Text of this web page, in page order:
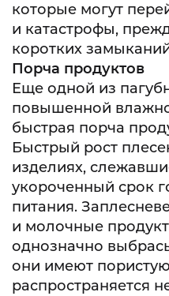
которые могут
и катастрофы,
коротких
Порча продуктов
Еще одной из
повышенной
быстрая порча
Быстрый рост
изделиях,
укороченный срок
питания.
и молочные
однозначно
они имеют пористую
распространяется